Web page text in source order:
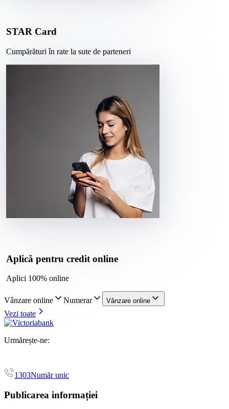
STAR Card
Cumpărături în rate la sute de parteneri
Aplică pentru credit online
Aplici 100% online
Vânzare online Numerar Vânzare online
Vezi toate
Urmărește-ne:
1303Număr unic
Publicarea informației